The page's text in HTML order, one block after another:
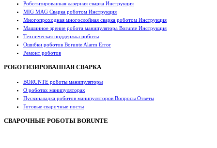
Роботизированная лазерная сварка Инструкция
MIG MAG Сварка роботом Инструкция
Многопроходная многослойная сварка роботом Инструкция
Машинное зрение робота манипулятора Borunte Инструкция
Техническая поддержка роботы
Ошибки роботов Borunte Alarm Error
Ремонт роботов
РОБОТИЗИРОВАННАЯ СВАРКА
BORUNTE роботы манипуляторы
О роботах манипуляторах
Пусконаладка роботов манипуляторов Вопросы Ответы
Готовые сварочные посты
СВАРОЧНЫЕ РОБОТЫ BORUNTE